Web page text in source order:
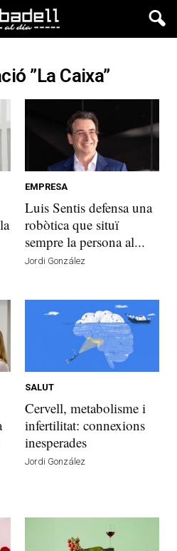
”la Caixa”
EMPRESA
Luis Sentis defensa una
robòtica que situï
sempre la persona al...
Jordi González
SALUT
Cervell, metabolisme i
infertilitat: connexions
inesperades
Jordi González